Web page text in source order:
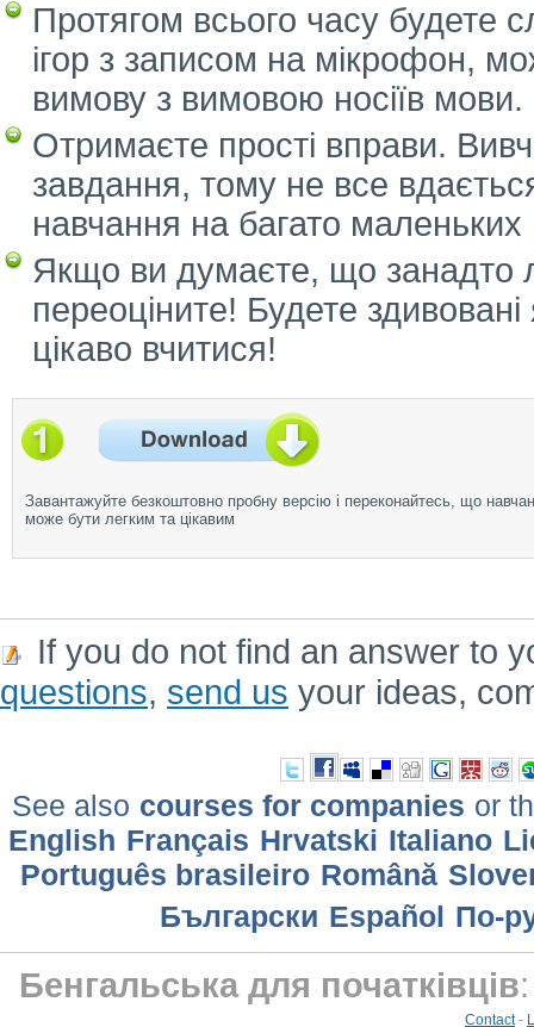
Протягом всього часу будете
ігор з записом на мікрофон,
вимову з вимовою носіїв мови.
Отримаєте прості вправи.
завдання, тому не все
навчання на багато
Якщо ви думаєте, що занадто
переоціните! Будете
цікаво вчитися!
Завантажуйте безкоштовно пробну версію і переконайтесь, що
може бути легким та цікавим
If you do not find an answer to
questions, send us your ideas,
See also courses for companies or
English Français Hrvatski Italiano
Português brasileiro Română
Български Еspañol По-
Бенгальська для початківців
Contact-